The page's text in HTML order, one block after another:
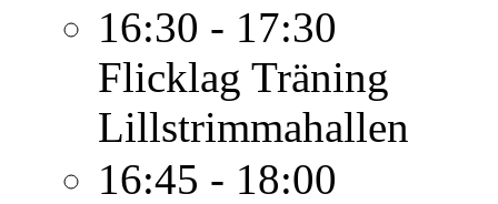
16:30 - 17:30
Flicklag Träning
Lillstrimmahallen
16:45 - 18:00